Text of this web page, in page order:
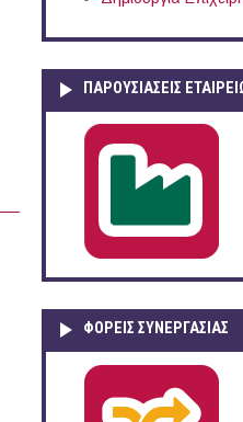
Χρόνου στο Δήμο Καμένων
στο Δήμο Ηρακλείου
ΠΑΡΟΥΣΙΆΣΕΙΣ
ΦΟΡΕΙΣ ΣΥΝΕΡΓΑΣΙΑΣ